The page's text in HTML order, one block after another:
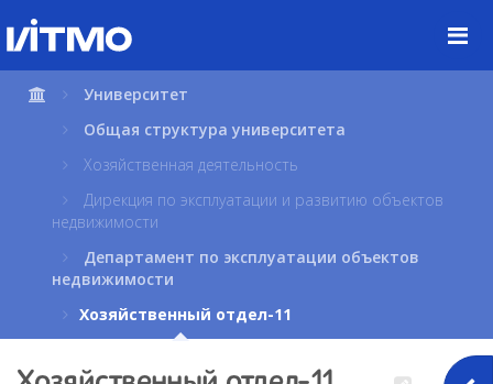
содержимому
страницы.
Университет
Общая структура университета
Хозяйственная деятельность
Дирекция по эксплуатации и развитию объектов
недвижимости
Департамент по эксплуатации объектов
недвижимости
Хозяйственный отдел-11